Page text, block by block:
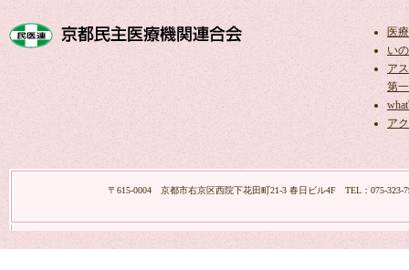
医
い
ア
第
ア
〒615-0004 京都市右京区西院下花田町21-3 春日ビル4F TEL：075-323-